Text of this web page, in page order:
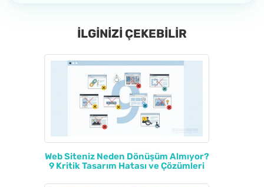
İLGİNİZİ ÇEKEBİLİR
Web Siteniz Neden Dönüşüm Almıyor?
9 Kritik Tasarım Hatası ve Çözümleri